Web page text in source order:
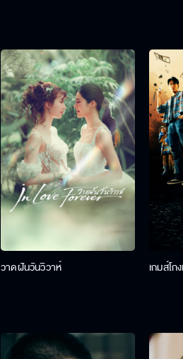
วาดฝันวันวิวาห์ เกมส์โก